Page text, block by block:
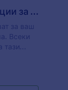
Адаптивна форма за номинации за награди Зелена тема
за ваш
Всеки
тази